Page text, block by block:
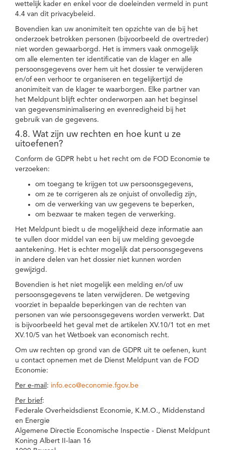
wettelijk kader en enkel voor de doeleinden vermeld in punt
4.4 van dit privacybeleid.
Bovendien kan uw anonimiteit ten opzichte van de bij het
onderzoek betrokken personen (bijvoorbeeld de overtreder)
niet worden gewaarborgd. Het is immers vaak onmogelijk
om alle elementen ter identificatie van de klager en alle
persoonsgegevens over hem uit het dossier te verwijderen
en/of een verhoor te organiseren en tegelijkertijd de
anonimiteit van de klager te waarborgen. Elke partner van
het Meldpunt blijft echter onderworpen aan het beginsel
van gegevensminimalisering en evenredigheid bij het
gebruik van de gegevens.
4.8. Wat zijn uw rechten en hoe kunt u ze
uitoefenen?
Conform de GDPR hebt u het recht om de FOD Economie te
verzoeken:
om toegang te krijgen tot uw persoonsgegevens,
om ze te corrigeren als ze onjuist of onvolledig zijn,
om de verwerking van uw gegevens te beperken,
om bezwaar te maken tegen de verwerking.
Het Meldpunt biedt u de mogelijkheid deze informatie aan
te vullen door middel van een bij uw melding gevoegde
aantekening. Het is echter mogelijk dat persoonsgegevens
in andere delen van het dossier niet kunnen worden
gewijzigd.
Bovendien is het niet mogelijk een melding en/of uw
persoonsgegevens te laten verwijderen. De wetgeving
voorziet in bepaalde beperkingen van de rechten van
personen van wie persoonsgegevens worden verwerkt. Dat
is bijvoorbeeld het geval met de artikelen XV.10/1 tot en met
XV.10/5 van het Wetboek van economisch recht.
Om uw rechten op grond van de GDPR uit te oefenen, kunt
u contact opnemen met de Dienst Meldpunt van de FOD
Economie:
Per e-mail : info.eco@economie.fgov.be
Per brief:
Federale Overheidsdienst Economie, K.M.O., Middenstand
en Energie
Algemene Directie Economische Inspectie - Dienst Meldpunt
Koning Albert II-laan 16